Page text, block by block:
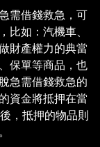
需借錢救急，可
比如：汽機車、
財產權力的典當
保單等商品，也
急需借錢救急的
資金將抵押在當
，抵押的物品則